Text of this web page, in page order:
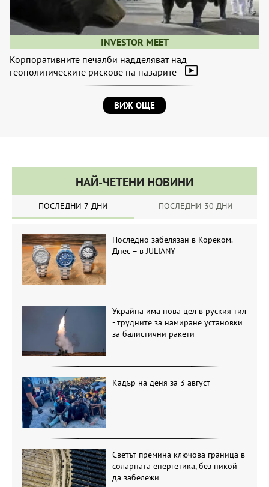
INVESTOR MEET
Корпоративните печалби надделяват над
геополитическите рискове на пазарите
ВИЖ ОЩЕ
НАЙ-ЧЕТЕНИ НОВИНИ
ПОСЛЕДНИ 7 ДНИ ПОСЛЕДНИ 30 ДНИ
Последно забелязан в Кореком.
Днес – в JULIANY
Украйна има нова цел в руския тил
- трудните за намиране установки
за балистични ракети
Кадър на деня за 3 август
Светът премина ключова граница в
соларната енергетика, без никой
да забележи